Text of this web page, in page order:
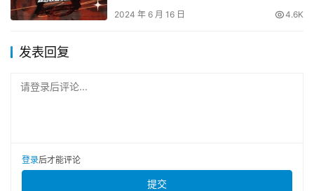
析
2024 年 6 月 16 日 4.6K
发表回复
请登录后评论...
登录后才能评论
提交